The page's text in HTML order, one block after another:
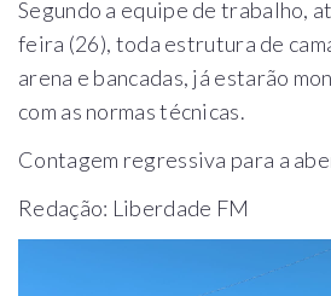
Segundo a equipe de trabalho,
feira (26), toda estrutura de
arena e bancadas, já estarão
com as normas técnicas.
Contagem regressiva para a
Redação: Liberdade FM